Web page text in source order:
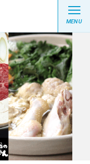
MENU